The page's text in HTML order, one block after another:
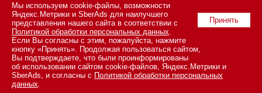
АСУ ТП на пятый год активного импортозамещения. Часть II
© 2026 ООО «СК ПРЕСС».Политика конфиденциальности
персональных данных,информация об авторских правах и порядке
использования материалов сайта
109147 г. Москва, ул. Марксистская, 34, строение 10. Телефон: +7
495 974-22-60 (доб. 1500). Факс: +7 495 974-22-63. E-mail:
vopros@novostiitkanala.ru
Принять
Мы используем cookie-файлы, возможности
Яндекс.Метрики и SberAds для наилучшего
представления нашего сайта в соответствии с
Политикой обработки персональных данных.
Если Вы согласны с этим, пожалуйста, нажмите
кнопку «Принять». Продолжая пользоваться сайтом,
Вы подтверждаете, что были проинформированы
об использовании сайтом cookie-файлов, Яндекс.Метрики и
SberAds, и согласны с Политикой обработки персональных
данных.